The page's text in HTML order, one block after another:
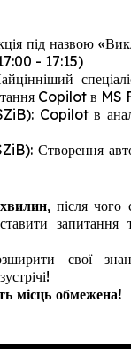
під назвою
- 17:15)
Copilot в
Copilot в
Створення
, після чого
запитання
свої
місць обмежена!